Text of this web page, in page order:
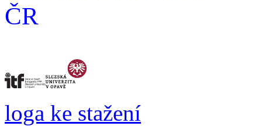
ČR
loga ke stažení